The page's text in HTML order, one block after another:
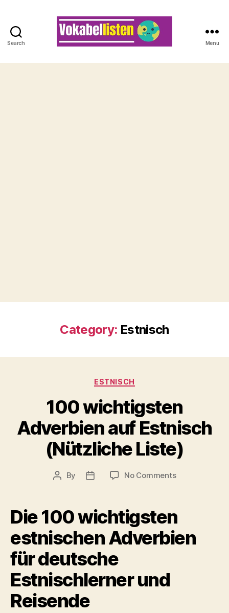
Search Menu
Category: Estnisch
Categories
ESTNISCH
100 wichtigsten
Adverbien auf Estnisch
(Nützliche Liste)
Post
By
Post
No Commentson
(Nützliche
Die 100 wichtigsten
estnischen Adverbien
für deutsche
Estnischlerner und
Reisende